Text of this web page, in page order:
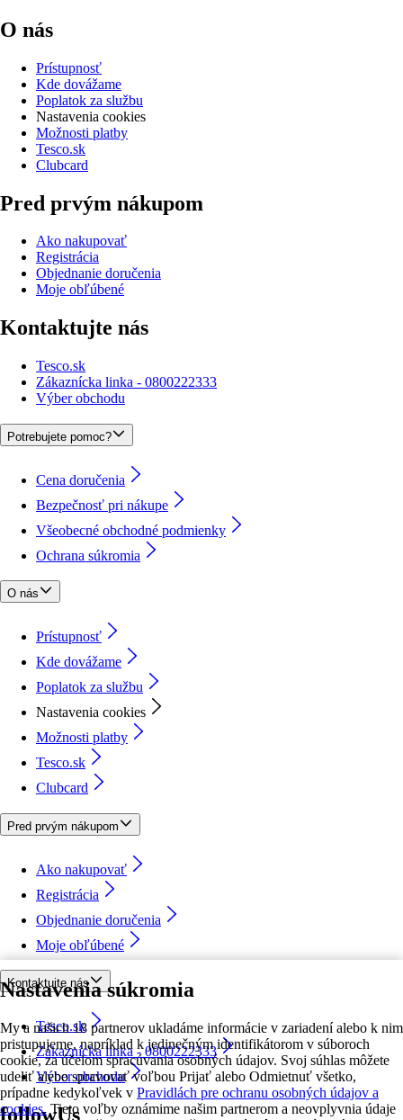
Nastavenia súkromia
My a našich 18 partnerov ukladáme informácie v zariadení alebo k nim
pristupujeme, napríklad k jedinečným identifikátorom v súboroch
cookie, za účelom spracúvania osobných údajov. Svoj súhlas môžete
udeliť alebo spravovať voľbou Prijať alebo Odmietnuť všetko,
prípadne kedykoľvek v Pravidlách pre ochranu osobných údajov a
cookies. Tieto voľby oznámime našim partnerom a neovplyvnia údaje
O nás
Prístupnosť
Kde dovážame
Poplatok za službu
Nastavenia cookies
Možnosti platby
Tesco.sk
Clubcard
Pred prvým nákupom
Ako nakupovať
Registrácia
Objednanie doručenia
Moje obľúbené
Kontaktujte nás
Tesco.sk
Zákaznícka linka - 0800222333
Výber obchodu
Potrebujete pomoc?
Cena doručenia
Bezpečnosť pri nákupe
Všeobecné obchodné podmienky
Ochrana súkromia
O nás
Prístupnosť
Kde dovážame
Poplatok za službu
Nastavenia cookies
Možnosti platby
Tesco.sk
Clubcard
Pred prvým nákupom
Ako nakupovať
Registrácia
Objednanie doručenia
Moje obľúbené
Kontaktujte nás
Tesco.sk
Zákaznícka linka - 0800222333
Výber obchodu
followUs